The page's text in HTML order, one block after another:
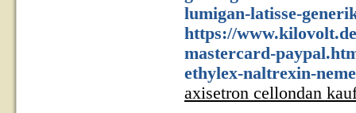
lumigan-latisse-
https://
mastercard-
ethylex-naltrexin-
axisetron cellondan